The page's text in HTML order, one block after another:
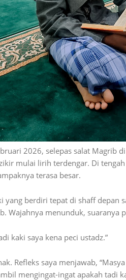
2026, selepas salat Magrib
mulai lirih terdengar. Di
terasa besar.
yang berdiri tepat di shaff depan
Wajahnya menunduk, suaranya
kaki saya kena peci ustadz.”
Refleks saya menjawab,
mengingat-ingat apakah tadi